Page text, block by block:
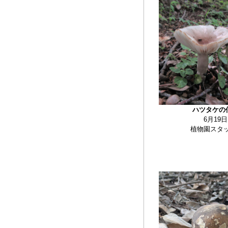
ハツタケの
6月19日
植物園スタ